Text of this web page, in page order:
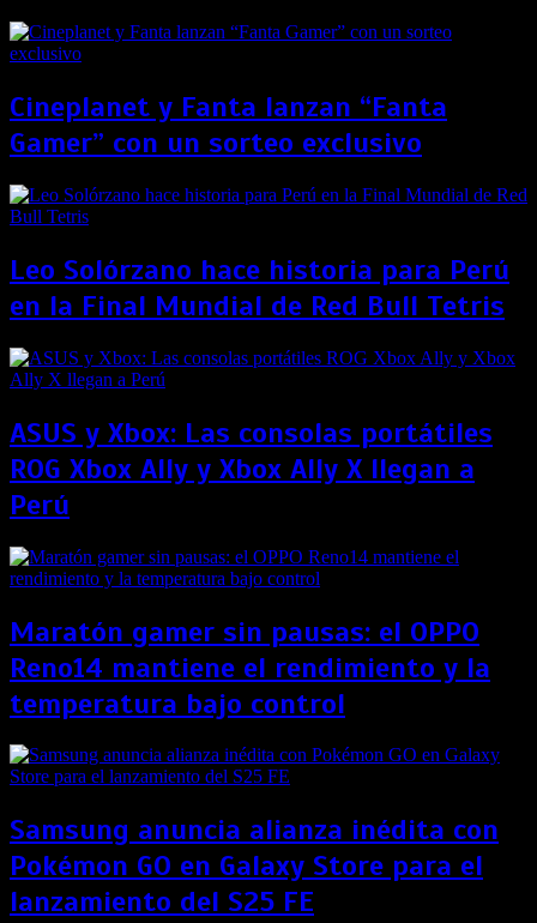
Cineplanet y Fanta lanzan “Fanta
Gamer” con un sorteo exclusivo
Leo Solórzano hace historia para Perú
en la Final Mundial de Red Bull Tetris
ASUS y Xbox: Las consolas portátiles
ROG Xbox Ally y Xbox Ally X llegan a
Perú
Maratón gamer sin pausas: el OPPO
Reno14 mantiene el rendimiento y la
temperatura bajo control
Samsung anuncia alianza inédita con
Pokémon GO en Galaxy Store para el
lanzamiento del S25 FE